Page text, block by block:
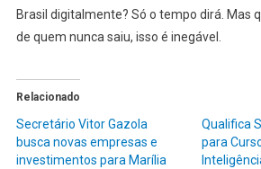
Brasil digitalmente? Só o tempo dirá. Mas
de quem nunca saiu, isso é inegável.
Relacionado
Secretário Vitor Gazola
busca novas empresas e
investimentos para Marília
Qualifica
para